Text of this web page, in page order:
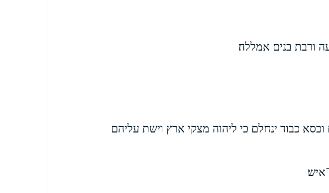
ורבת בנים אמללה׃
כבוד ינחלם כי ליהוה מצקי ארץ וישת עליהם